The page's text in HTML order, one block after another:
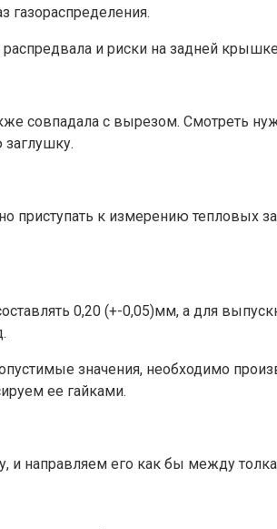
газораспределения.
и риски на задней
совпадала с вырезом. Смотреть
приступать к измерению тепловых
0,20 (+-0,05)мм, а для
значения, необходимо
ее гайками.
направляем его как бы между